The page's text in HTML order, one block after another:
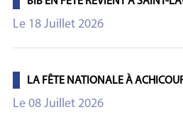
Le 18 Juillet 2026
LA FÊTE NATIONALE À
Le 08 Juillet 2026